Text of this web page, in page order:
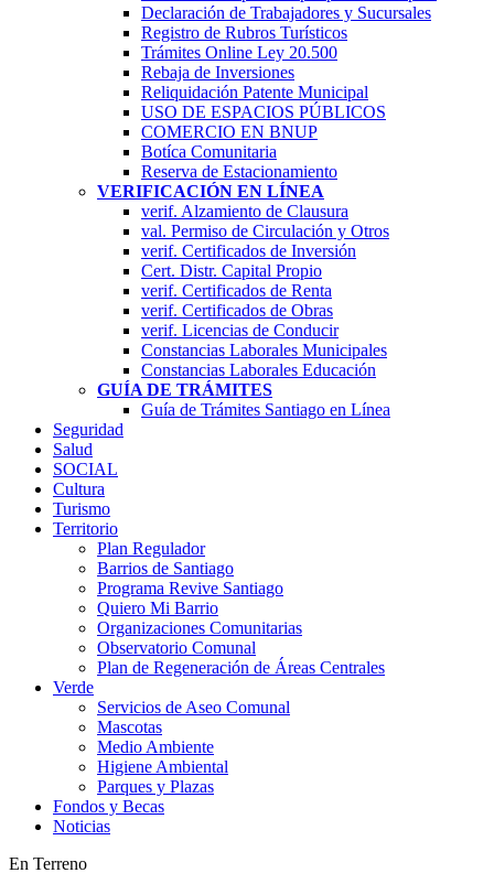
Declaración de Trabajadores y Sucursales
Registro de Rubros Turí­sticos
Trámites Online Ley 20.500
Rebaja de Inversiones
Reliquidación Patente Municipal
USO DE ESPACIOS PÚBLICOS
COMERCIO EN BNUP
Botíca Comunitaria
Reserva de Estacionamiento
VERIFICACIÓN EN LÍNEA
verif. Alzamiento de Clausura
val. Permiso de Circulación y Otros
verif. Certificados de Inversión
Cert. Distr. Capital Propio
verif. Certificados de Renta
verif. Certificados de Obras
verif. Licencias de Conducir
Constancias Laborales Municipales
Constancias Laborales Educación
GUÍA DE TRÁMITES
Guía de Trámites Santiago en Línea
Seguridad
Salud
SOCIAL
Cultura
Turismo
Territorio
Plan Regulador
Barrios de Santiago
Programa Revive Santiago
Quiero Mi Barrio
Organizaciones Comunitarias
Observatorio Comunal
Plan de Regeneración de Áreas Centrales
Verde
Servicios de Aseo Comunal
Mascotas
Medio Ambiente
Higiene Ambiental
Parques y Plazas
Fondos y Becas
Noticias
En Terreno